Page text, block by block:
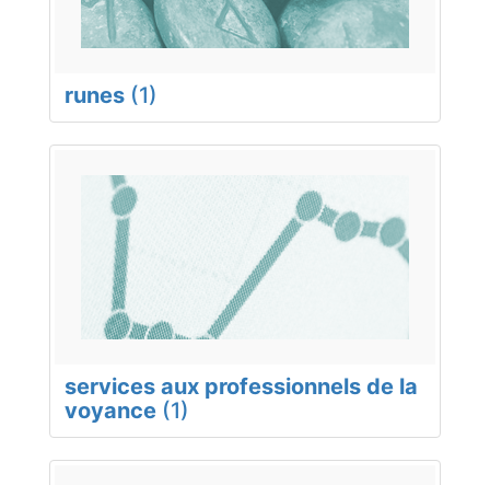
runes (1)
services aux professionnels de la
voyance (1)